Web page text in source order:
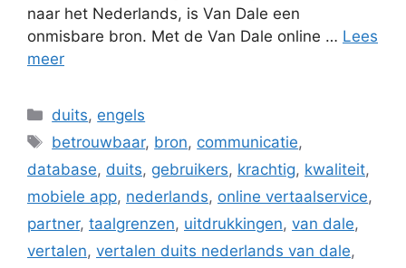
naar het Nederlands, is Van Dale een
onmisbare bron. Met de Van Dale online … Lees
meer
Categorieën
duits, engels
Tags
betrouwbaar, bron, communicatie,
database, duits, gebruikers, krachtig, kwaliteit,
mobiele app, nederlands, online vertaalservice,
partner, taalgrenzen, uitdrukkingen, van dale,
vertalen, vertalen duits nederlands van dale,